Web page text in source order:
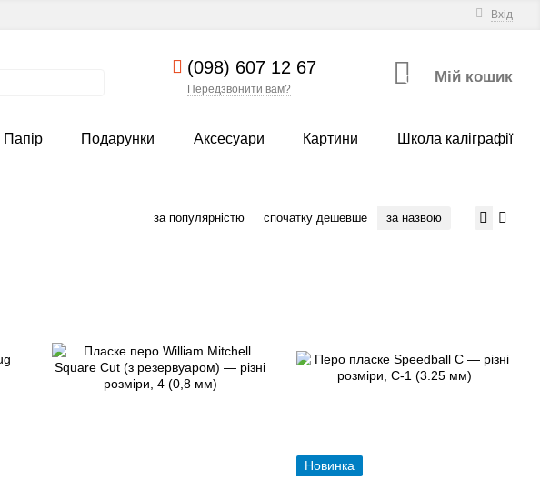
Вхід
(098) 607 12 67
Передзвонити вам?
0 Мій кошик
Папір Подарунки Аксесуари Картини Школа каліграфії
за популярністю спочатку дешевше за назвою
Новинка